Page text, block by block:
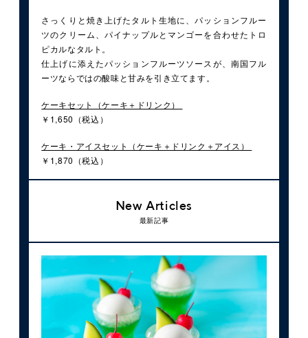
さっくりと焼き上げたタルト生地に、パッションフルー
ツのクリーム、パイナップルとマンゴーを合わせたトロ
ピカルなタルト。
仕上げに添えたパッションフルーツソースが、南国フル
ーツならではの酸味と甘みを引き立てます。
ケーキセット（ケーキ＋ドリンク）
￥1,650（税込）
ケーキ・アイスセット（ケーキ＋ドリンク＋アイス）
￥1,870（税込）
New Articles
最新記事